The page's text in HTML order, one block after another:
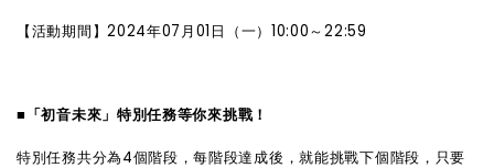
【活動期間】2024年07月01日（一）10:00～22:59
■ 「初音未來」特別任務等你來挑戰！
特別任務共分為4個階段，每階段達成後，就能挑戰下個階段，只要